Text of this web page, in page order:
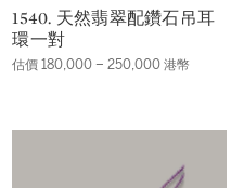
1540. 天然翡翠配鑽石吊耳
環一對
估價 180,000 – 250,000 港幣